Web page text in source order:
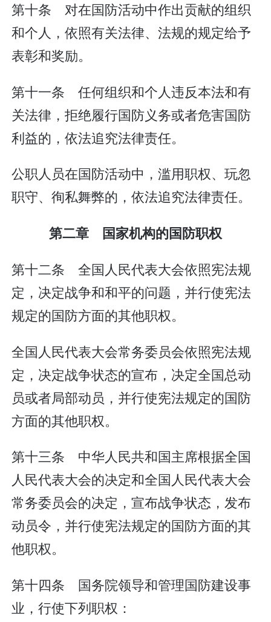
第十条 对在国防活动中作出贡献的组织
和个人，依照有关法律、法规的规定给予
表彰和奖励。
第十一条 任何组织和个人违反本法和有
关法律，拒绝履行国防义务或者危害国防
利益的，依法追究法律责任。
公职人员在国防活动中，滥用职权、玩忽
职守、徇私舞弊的，依法追究法律责任。
第二章 国家机构的国防职权
第十二条 全国人民代表大会依照宪法规
定，决定战争和和平的问题，并行使宪法
规定的国防方面的其他职权。
全国人民代表大会常务委员会依照宪法规
定，决定战争状态的宣布，决定全国总动
员或者局部动员，并行使宪法规定的国防
方面的其他职权。
第十三条 中华人民共和国主席根据全国
人民代表大会的决定和全国人民代表大会
常务委员会的决定，宣布战争状态，发布
动员令，并行使宪法规定的国防方面的其
他职权。
第十四条 国务院领导和管理国防建设事
业，行使下列职权：